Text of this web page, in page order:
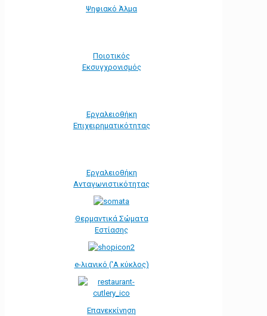
Ψηφιακό Άλμα
Ποιοτικός
Εκσυγχρονισμός
Εργαλειοθήκη
Eπιχειρηματικότητας
Εργαλειοθήκη
Ανταγωνιστικότητας
Θερμαντικά Σώματα
Εστίασης
e-λιανικό ('Α κύκλος)
Επανεκκίνηση